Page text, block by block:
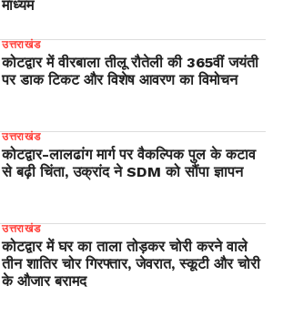
माध्यम
उत्तराखंड
कोटद्वार में वीरबाला तीलू रौतेली की 365वीं जयंती
पर डाक टिकट और विशेष आवरण का विमोचन
उत्तराखंड
​कोटद्वार-लालढांग मार्ग पर वैकल्पिक पुल के कटाव
से बढ़ी चिंता, उक्रांद ने SDM को सौंपा ज्ञापन
उत्तराखंड
कोटद्वार में घर का ताला तोड़कर चोरी करने वाले
तीन शातिर चोर गिरफ्तार, जेवरात, स्कूटी और चोरी
के औजार बरामद